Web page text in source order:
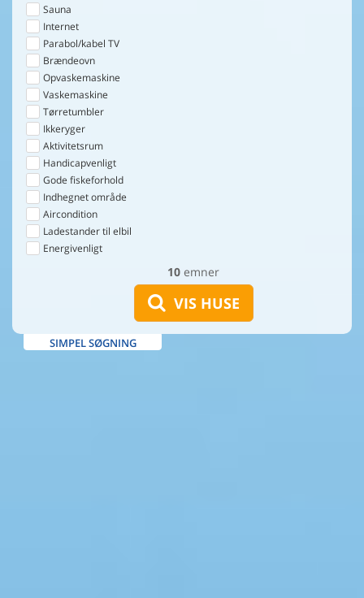
10 emner
VIS HUSE
Sauna
Internet
Parabol/kabel TV
Brændeovn
Opvaskemaskine
Vaskemaskine
Tørretumbler
Ikkeryger
Aktivitetsrum
Handicapvenligt
Gode fiskeforhold
Indhegnet område
Aircondition
Ladestander til elbil
Energivenligt
SIMPEL SØGNING